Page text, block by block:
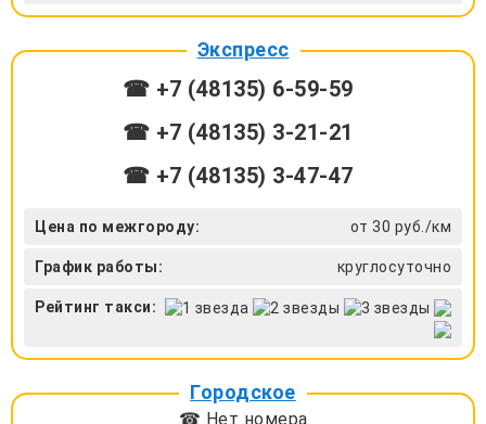
Экспресс
☎ +7 (48135) 6-59-59
☎ +7 (48135) 3-21-21
☎ +7 (48135) 3-47-47
Цена по межгороду: от 30 руб./км
График работы: круглосуточно
Рейтинг такси:
Городское
☎ Нет номера